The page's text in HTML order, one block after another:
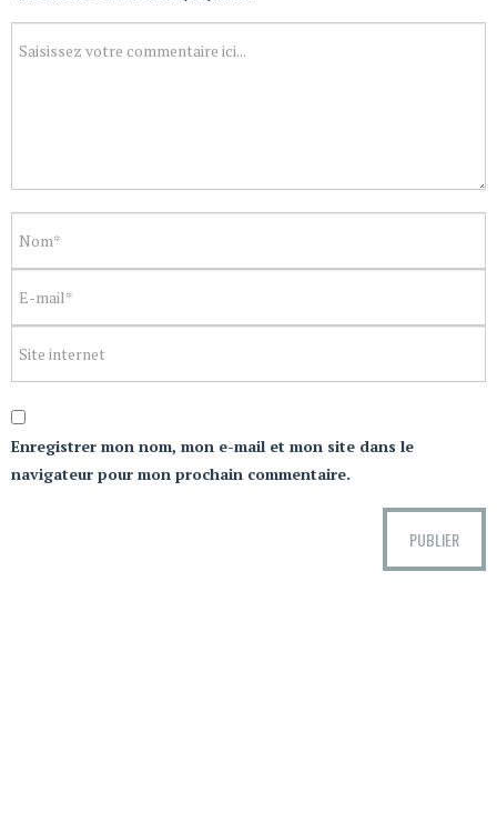
Enregistrer mon nom, mon e-mail et mon site dans le
navigateur pour mon prochain commentaire.